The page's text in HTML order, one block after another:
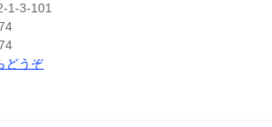
1-3-101
どうぞ